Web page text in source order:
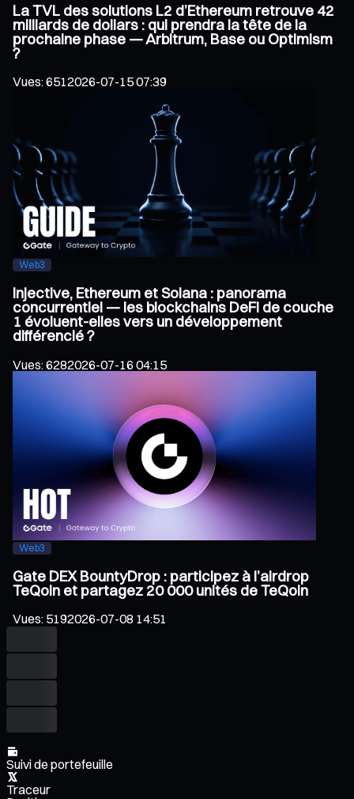
La TVL des solutions L2 d’Ethereum retrouve 42
milliards de dollars : qui prendra la tête de la
prochaine phase — Arbitrum, Base ou Optimism
?
Vues:6512026-07-15 07:39
Web3
Injective, Ethereum et Solana : panorama
concurrentiel — les blockchains DeFi de couche
1 évoluent-elles vers un développement
différencié ?
Vues:6282026-07-16 04:15
Web3
Gate DEX BountyDrop : participez à l’airdrop
TeQoin et partagez 20 000 unités de TeQoin
Vues: 5192026-07-08 14:51
Suivi de portefeuille
Traceur